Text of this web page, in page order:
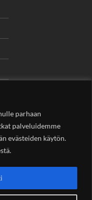
parhaan
palveluidemme
evästeiden käytön.
Sotungintie 449,